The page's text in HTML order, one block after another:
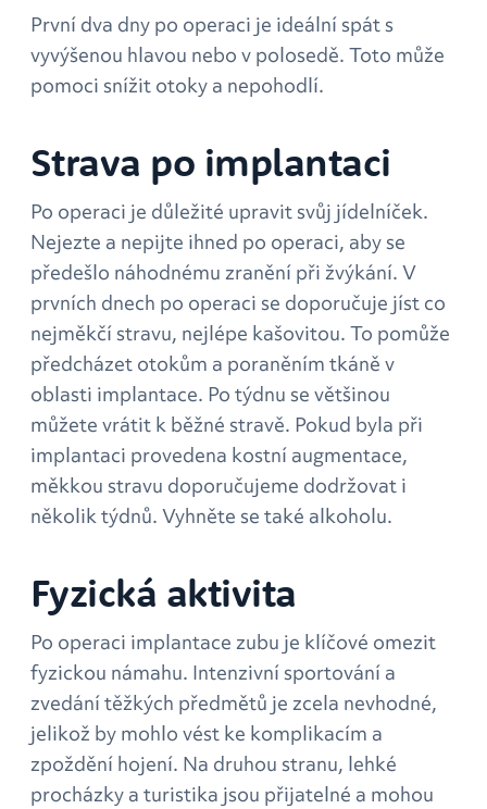
První dva dny po operaci je ideální spát s
vyvýšenou hlavou nebo v polosedě. Toto může
pomoci snížit otoky a nepohodlí.
Strava po implantaci
Po operaci je důležité upravit svůj jídelníček.
Nejezte a nepijte ihned po operaci, aby se
předešlo náhodnému zranění při žvýkání. V
prvních dnech po operaci se doporučuje jíst co
nejměkčí stravu, nejlépe kašovitou. To pomůže
předcházet otokům a poraněním tkáně v
oblasti implantace. Po týdnu se většinou
můžete vrátit k běžné stravě. Pokud byla při
implantaci provedena kostní augmentace,
měkkou stravu doporučujeme dodržovat i
několik týdnů. Vyhněte se také alkoholu.
Fyzická aktivita
Po operaci implantace zubu je klíčové omezit
fyzickou námahu. Intenzivní sportování a
zvedání těžkých předmětů je zcela nevhodné,
jelikož by mohlo vést ke komplikacím a
zpoždění hojení. Na druhou stranu, lehké
procházky a turistika jsou přijatelné a mohou